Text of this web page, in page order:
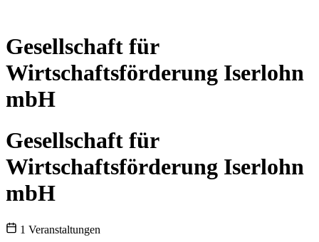
Gesellschaft für
Wirtschaftsförderung Iserlohn
mbH
Gesellschaft für
Wirtschaftsförderung Iserlohn
mbH
1 Veranstaltungen